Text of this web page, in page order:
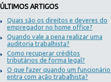
ÚLTIMOS ARTIGOS
Quais são os direitos e deveres do
empregador no home office?
Quando vale a pena realizar uma
auditoria trabalhista?
Como recuperar créditos
tributários de forma legal?
O que fazer quando um funcionário
entra com ação trabalhista?